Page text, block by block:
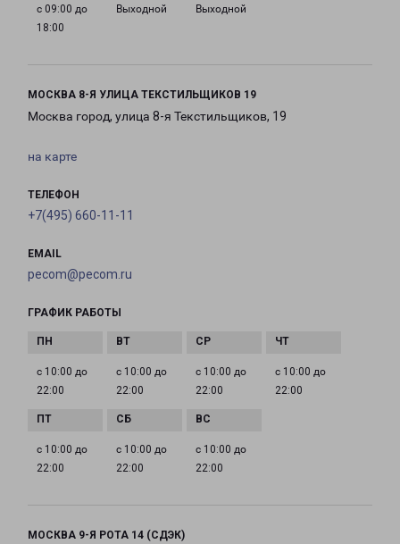
с 09:00 до
18:00
Выходной Выходной
МОСКВА 8-Я УЛИЦА ТЕКСТИЛЬЩИКОВ 19
Москва город, улица 8-я Текстильщиков, 19
на карте
ТЕЛЕФОН
+7(495) 660-11-11
EMAIL
pecom@pecom.ru
ГРАФИК РАБОТЫ
с 10:00 до
22:00
с 10:00 до
22:00
с 10:00 до
22:00
с 10:00 до
22:00
с 10:00 до
22:00
с 10:00 до
22:00
с 10:00 до
22:00
МОСКВА 9-Я РОТА 14 (СДЭК)